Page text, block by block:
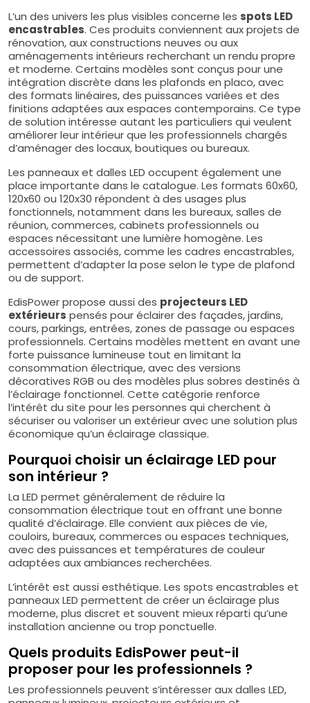
L’un des univers les plus visibles concerne les spots LED
encastrables. Ces produits conviennent aux projets de
rénovation, aux constructions neuves ou aux
aménagements intérieurs recherchant un rendu propre
et moderne. Certains modèles sont conçus pour une
intégration discrète dans les plafonds en placo, avec
des formats linéaires, des puissances variées et des
finitions adaptées aux espaces contemporains. Ce type
de solution intéresse autant les particuliers qui veulent
améliorer leur intérieur que les professionnels chargés
d’aménager des locaux, boutiques ou bureaux.
Les panneaux et dalles LED occupent également une
place importante dans le catalogue. Les formats 60x60,
120x60 ou 120x30 répondent à des usages plus
fonctionnels, notamment dans les bureaux, salles de
réunion, commerces, cabinets professionnels ou
espaces nécessitant une lumière homogène. Les
accessoires associés, comme les cadres encastrables,
permettent d’adapter la pose selon le type de plafond
ou de support.
EdisPower propose aussi des projecteurs LED
extérieurs pensés pour éclairer des façades, jardins,
cours, parkings, entrées, zones de passage ou espaces
professionnels. Certains modèles mettent en avant une
forte puissance lumineuse tout en limitant la
consommation électrique, avec des versions
décoratives RGB ou des modèles plus sobres destinés à
l’éclairage fonctionnel. Cette catégorie renforce
l’intérêt du site pour les personnes qui cherchent à
sécuriser ou valoriser un extérieur avec une solution plus
économique qu’un éclairage classique.
Pourquoi choisir un éclairage LED pour
son intérieur ?
La LED permet généralement de réduire la
consommation électrique tout en offrant une bonne
qualité d’éclairage. Elle convient aux pièces de vie,
couloirs, bureaux, commerces ou espaces techniques,
avec des puissances et températures de couleur
adaptées aux ambiances recherchées.
L’intérêt est aussi esthétique. Les spots encastrables et
panneaux LED permettent de créer un éclairage plus
moderne, plus discret et souvent mieux réparti qu’une
installation ancienne ou trop ponctuelle.
Quels produits EdisPower peut-il
proposer pour les professionnels ?
Les professionnels peuvent s’intéresser aux dalles LED,